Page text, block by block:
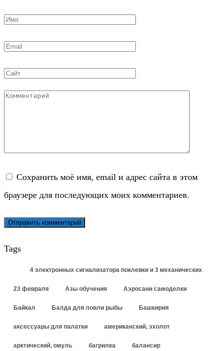
Имя
Email
Сайт
Комментарий
Сохранить моё имя, email и адрес сайта в этом
браузере для последующих моих комментариев.
Tags
4 электронных сигнализатора поклевки и 3 механических
23 февраля Азы обучения Аэросани самоделки
Байкал Балда для ловли рыбы Башкирия
аксессуары для палатки американский, эхолот
арктический, омуль багрилка балансир